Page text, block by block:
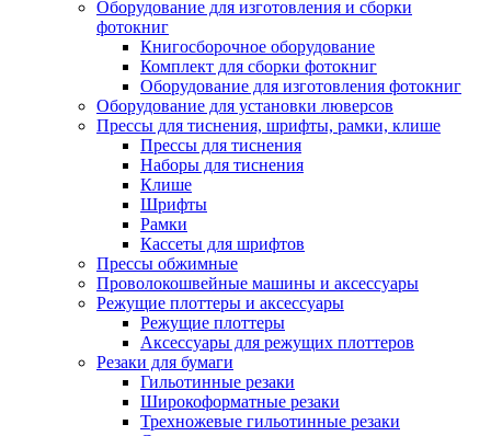
Оборудование для изготовления и сборки
фотокниг
Книгосборочное оборудование
Комплект для сборки фотокниг
Оборудование для изготовления фотокниг
Оборудование для установки люверсов
Прессы для тиснения, шрифты, рамки, клише
Прессы для тиснения
Наборы для тиснения
Клише
Шрифты
Рамки
Кассеты для шрифтов
Прессы обжимные
Проволокошвейные машины и аксессуары
Режущие плоттеры и аксессуары
Режущие плоттеры
Аксессуары для режущих плоттеров
Резаки для бумаги
Гильотинные резаки
Широкоформатные резаки
Трехножевые гильотинные резаки